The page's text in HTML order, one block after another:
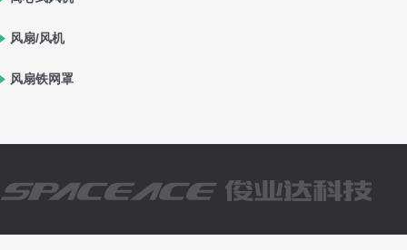
风扇/风机
风扇铁网罩